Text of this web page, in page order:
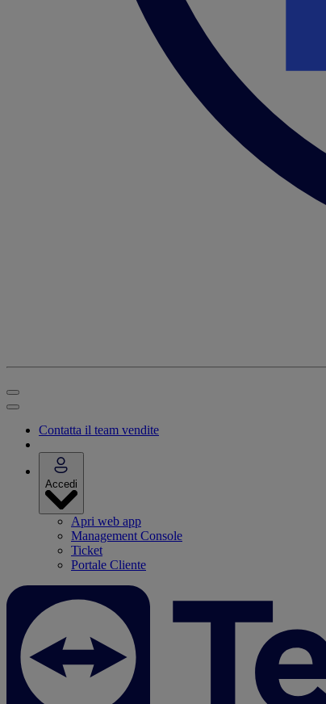
Contatta il team vendite
Accedi
Apri web app
Management Console
Ticket
Portale Cliente